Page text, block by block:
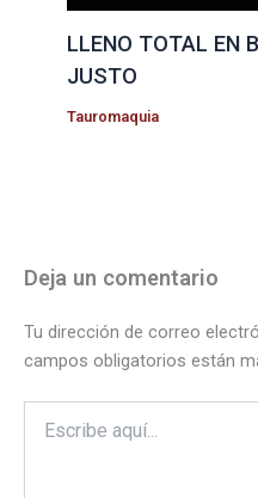
LLENO TOTAL EN
JUSTO
Tauromaquia
Deja un comentario
Tu dirección de correo
campos obligatorios están
aquí...